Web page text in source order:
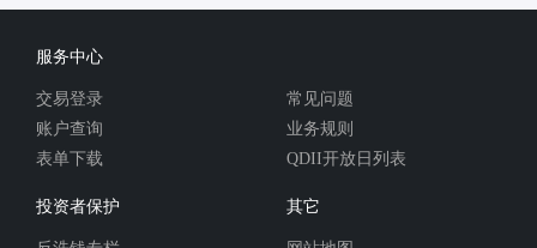
服务中心
交易登录
账户查询
表单下载
常见问题
业务规则
QDII开放日列表
投资者保护 其它